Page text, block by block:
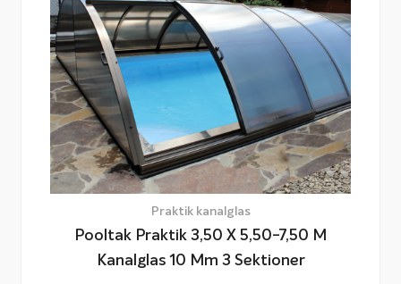
Praktik kanalglas
Pooltak Praktik 3,50 X 5,50-7,50 M
Kanalglas 10 Mm 3 Sektioner